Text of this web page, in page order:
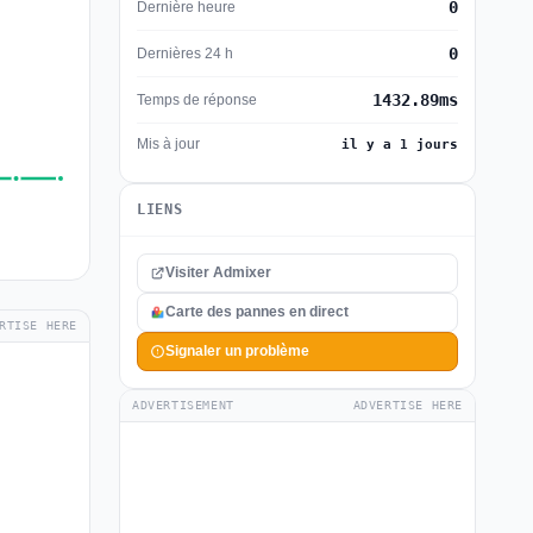
HERE
Dernière heure 0
Dernières 24 h 0
Temps de réponse 1432.89ms
Mis à jour il y a 1 jours
LIENS
Visiter Admixer
Carte des pannes en direct
Signaler un problème
ADVERTISEMENT ADVERTISE HERE